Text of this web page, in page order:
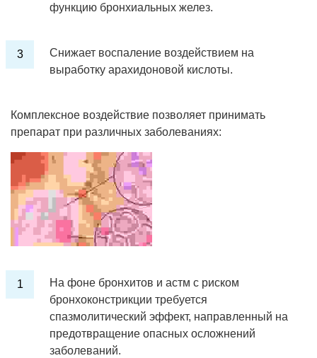
функцию бронхиальных желез.
Снижает воспаление воздействием на
выработку арахидоновой кислоты.
Комплексное воздействие позволяет принимать
препарат при различных заболеваниях:
На фоне бронхитов и астм с риском
бронхоконстрикции требуется
спазмолитический эффект, направленный на
предотвращение опасных осложнений
заболеваний.